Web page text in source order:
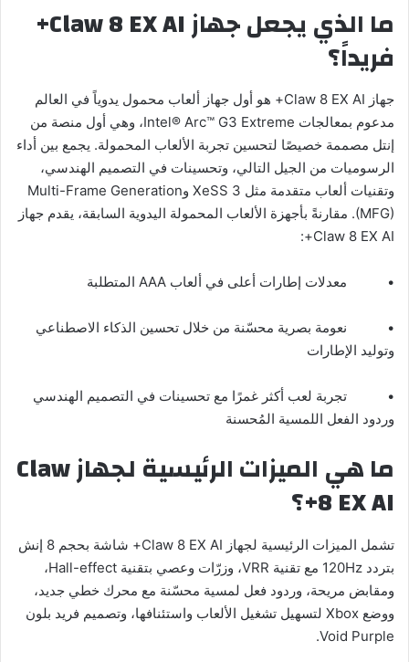
ما الذي يجعل جهازClaw 8 EX AI
+
فريداً؟
جهاز Claw 8 EX AI+ هو أول جهاز ألعاب محمول يدوياً في العالم
مدعوم بمعالجات Intel® Arc™ G3 Extreme، وهي أول منصة من
إنتل مصممة خصيصًا لتحسين تجربة الألعاب المحمولة. يجمع بين أداء
الرسوميات من الجيل التالي، وتحسينات في التصميم الهندسي،
وتقنيات ألعاب متقدمة مثل XeSS 3 وMulti-Frame Generation
(MFG). مقارنةً بأجهزة الألعاب المحمولة اليدوية السابقة، يقدم جهاز
Claw 8 EX AI+:
• معدلات إطارات أعلى في ألعاب AAA المتطلبة
• نعومة بصرية محسّنة من خلال تحسين الذكاء الاصطناعي
وتوليد الإطارات
• تجربة لعب أكثر غمرًا مع تحسينات في التصميم الهندسي
وردود الفعل اللمسية المُحسنة
ما هي الميزات الرئيسية لجهازClaw
8 EX AI+؟
تشمل الميزات الرئيسية لجهاز Claw 8 EX AI+ شاشة بحجم 8 إنش
بتردد 120Hz مع تقنية VRR، وزرّات وعصي بتقنية Hall-effect،
ومقابض مريحة، وردود فعل لمسية محسّنة مع محرك خطي جديد،
ووضع Xbox لتسهيل تشغيل الألعاب واستئنافها، وتصميم فريد بلون
Void Purple.